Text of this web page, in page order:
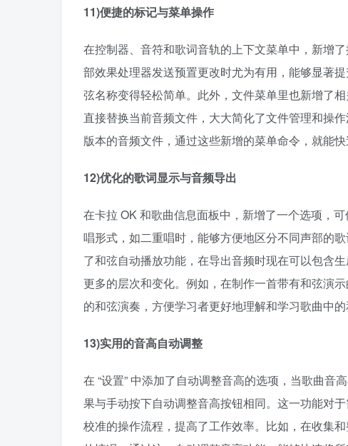
11)便捷的标记与菜单操作​
在控制器、音符和歌词音轨的上下文菜单中，新增
部效果处理器发送预置更改时尤为有用，能够显著
弦名称变得轻松简单。此外，文件菜单里也新增了
直接替换当前音频文件，大大简化了文件管理和操
版本的音频文件，通过这些新增的菜单命令，就能
12)优化的歌词显示与音频导出​
在卡拉 OK 和歌曲信息面板中，新增了一个选项，
唱形式，如二重唱时，能够方便地区分不同声部的
了和弦自动播放功能，在导出音频时现在可以包含
更多的层次和变化。例如，在制作一首带有和弦演
的和弦演奏，方便学习者更好地理解和学习歌曲中的
13)实用的音高自动调整​
在 “设置” 中添加了自动调整音高的选项，当歌曲音
果与手动按下自动调整音高按钮相同。这一功能对
校准的操作流程，提高了工作效率。比如，在收集